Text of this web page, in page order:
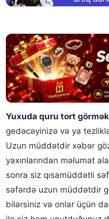
Yuxuda quru tort görmək
gedəcəyinizə və ya
Uzun müddətdir xəbər
yaxınlarından məlumat
sonra siz qısamüddətli
səfərdə uzun müddətdir
bilərsiniz və onlar üçün